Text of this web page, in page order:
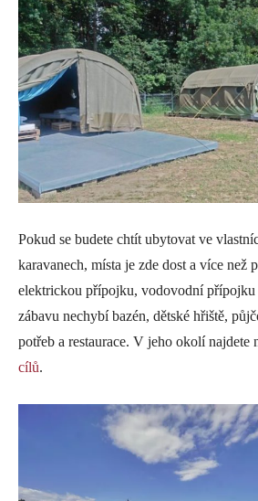
Pokud se budete chtít ubytovat ve
karavanech, místa je zde dost a více než
elektrickou přípojku, vodovodní přípojku
zábavu nechybí bazén, dětské hřiště,
potřeb a restaurace. V jeho okolí najdete
cílů.